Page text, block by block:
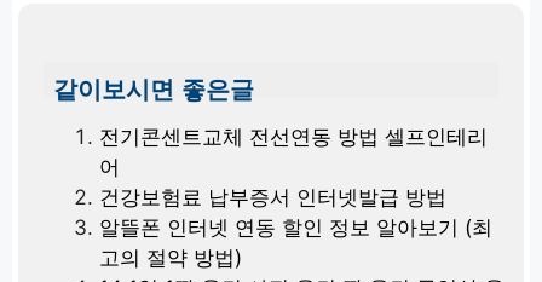
같이보시면 좋은글
전기콘센트교체 전선연동 방법 셀프인테리
어
건강보험료 납부증서 인터넷발급 방법
알뜰폰 인터넷 연동 할인 정보 알아보기 (최
고의 절약 방법)